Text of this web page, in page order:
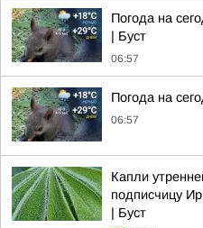
Погода на
| Буст
06:57
Погода на
06:57
Капли
подписчицу
| Буст